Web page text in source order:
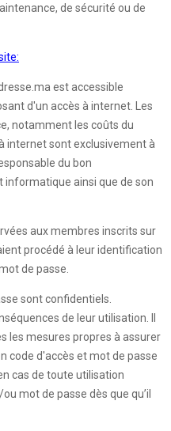
de sécurité ou de
est accessible
d'un accès à internet. Les
notamment les coûts du
internet sont exclusivement à
du bon
ainsi que de son
aux membres inscrits sur
procédé à leur identification
de passe.
sont confidentiels.
de leur utilisation. Il
les mesures propres à assurer
code d'accès et mot de passe
cas de toute utilisation
mot de passe dès que qu’il